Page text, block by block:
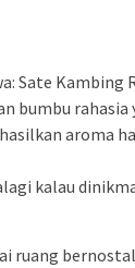
Sate Kambing
bumbu rahasia
aroma
kalau
ruang